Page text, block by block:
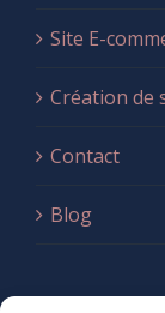
Site E-
Création de
Contact
Blog